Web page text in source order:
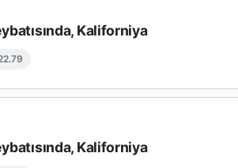
Kaliforniya
Kaliforniya